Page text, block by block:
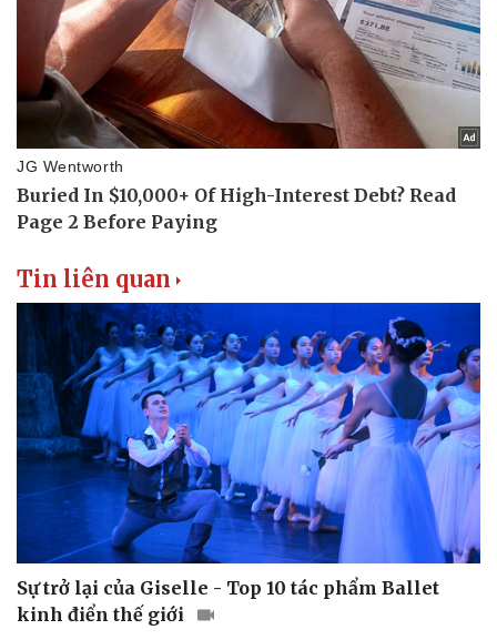
Tin liên quan
Sự trở lại của Giselle - Top 10 tác phẩm Ballet
kinh điển thế giới